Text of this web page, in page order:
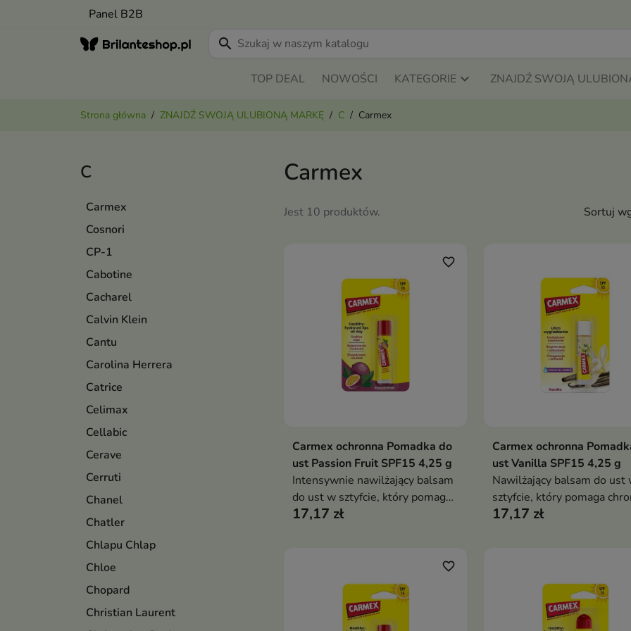
Panel B2B
search
TOP DEAL NOWOŚCI KATEGORIE ZNAJDŹ SWOJĄ
Strona główna ZNAJDŹ SWOJĄ ULUBIONĄ MARKĘ C Carmex
C
Carmex
Cosnori
CP-1
Cabotine
Cacharel
Calvin Klein
Cantu
Carolina Herrera
Catrice
Celimax
Cellabic
Cerave
Cerruti
Chanel
Chatler
Chlapu Chlap
Chloe
Chopard
Christian Laurent
Carmex
Jest 10 produktów. Sortuj
Dodaj do koszyka
favorite_border
Carmex ochronna Pomadka do
ust Passion Fruit SPF15 4,25 g
Intensywnie nawilżający balsam
do ust w sztyfcie, który pomaga
regenerować spierzchnięte usta,
komfortu oraz charakterystyczne
uczucie chłodzenia
17,17 zł
Dodaj do
Carmex ochronna
ust Vanilla SPF15 4,25 g
Nawilżający balsam do ust
sztyfcie, który pomaga
usta przed wysuszeniem i
17,17 zł
favorite_border